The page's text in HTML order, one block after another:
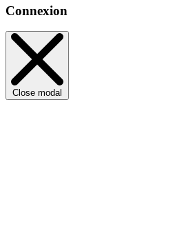
Connexion
Close modal